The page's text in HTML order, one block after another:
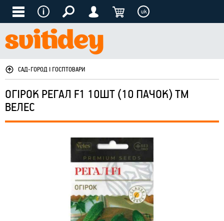
uk
САД-ГОРОД І ГОСПТОВАРИ
ОГІРОК РЕГАЛ F1 10ШТ (10 ПАЧОК) ТМ
ВЕЛЕС